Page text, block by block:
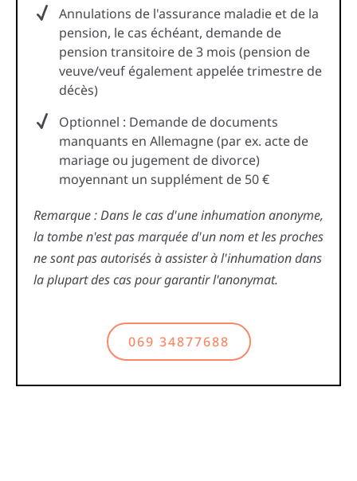
Annulations de l'assurance maladie et de la
pension, le cas échéant, demande de
pension transitoire de 3 mois (pension de
veuve/veuf également appelée trimestre de
décès)
Optionnel : Demande de documents
manquants en Allemagne (par ex. acte de
mariage ou jugement de divorce)
moyennant un supplément de 50 €
Remarque : Dans le cas d'une inhumation anonyme,
la tombe n'est pas marquée d'un nom et les proches
ne sont pas autorisés à assister à l'inhumation dans
la plupart des cas pour garantir l'anonymat.
069 34877688